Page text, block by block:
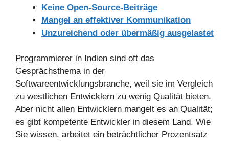
Keine Open-Source-Beiträge
Mangel an effektiver Kommunikation
Unzureichend oder übermäßig ausgelastet
Programmierer in Indien sind oft das
Gesprächsthema in der
Softwareentwicklungsbranche, weil sie im Vergleich
zu westlichen Entwicklern zu wenig Qualität bieten.
Aber nicht allen Entwicklern mangelt es an Qualität;
es gibt kompetente Entwickler in diesem Land. Wie
Sie wissen, arbeitet ein beträchtlicher Prozentsatz